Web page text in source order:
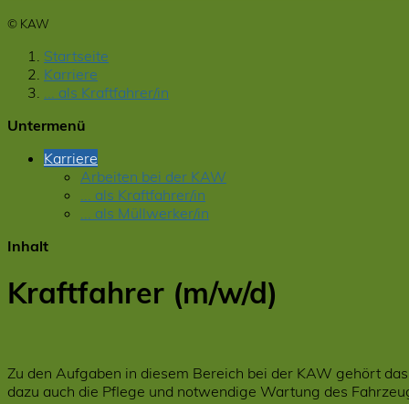
© KAW
Startseite
Karriere
... als Kraftfahrer/in
Untermenü
Karriere
Arbeiten bei der KAW
... als Kraftfahrer/in
... als Müllwerker/in
Inhalt
Kraftfahrer (m/w/d)
Zu den Aufgaben in diesem Bereich bei der KAW gehört
dazu auch die Pflege und notwendige Wartung des